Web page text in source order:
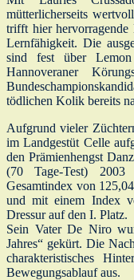
mütterlicherseits
trifft hier hervorragende
Lernfähigkeit. Die
sind fest über
Hannoveraner
tödlichen Kolik bereits
Aufgrund vieler
im Landgestüt Celle
den Prämienhengst
(70 Tage-Test) 2003
Gesamtindex von
und mit einem Index
Dressur auf den I. Platz.
Sein Vater De Niro
Jahres“ gekürt. Die
charakteristisches
Bewegungsablauf aus.